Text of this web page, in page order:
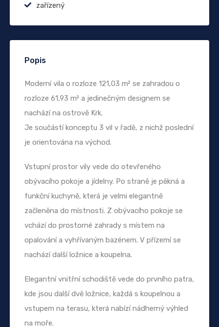
zařízený
Popis
Moderní vila o rozloze 121,03 m² se zahradou o
rozloze 61,93 m² a jedinečným designem se
nachází na ostrově Krk.
Je součástí konceptu 3 vil v řadě, z nichž poslední
je orientována na východ.
Vstupní prostor vily vede do otevřeného
obývacího pokoje a jídelny. Po straně je pěkná a
funkční kuchyně, která je velmi elegantně
začleněna do místnosti. Z obývacího pokoje se
vchází do prostorné zahrady s místem na
opalování a vyhřívaným bazénem. V přízemí se
nachází další ložnice a koupelna.
Elegantní vnitřní schodiště vede do prvního patra,
kde jsou další dvě ložnice, každá s koupelnou a
vstupem na terasu, která nabízí nádherný výhled
na moře.